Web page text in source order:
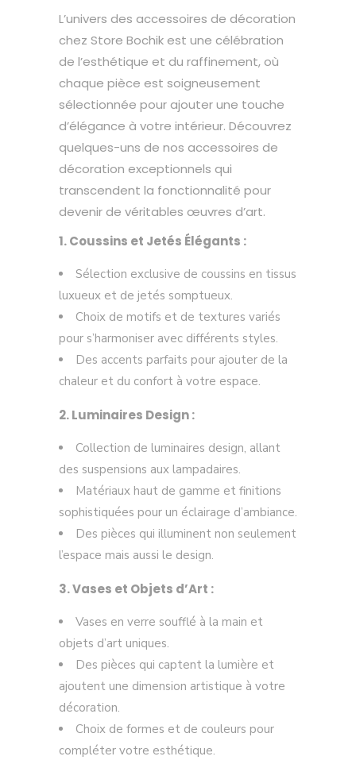
L’univers des accessoires de décoration
chez Store Bochik est une célébration
de l’esthétique et du raffinement, où
chaque pièce est soigneusement
sélectionnée pour ajouter une touche
d’élégance à votre intérieur. Découvrez
quelques-uns de nos accessoires de
décoration exceptionnels qui
transcendent la fonctionnalité pour
devenir de véritables œuvres d’art.
1. Coussins et Jetés Élégants :
Sélection exclusive de coussins en tissus
luxueux et de jetés somptueux.
Choix de motifs et de textures variés
pour s’harmoniser avec différents styles.
Des accents parfaits pour ajouter de la
chaleur et du confort à votre espace.
2. Luminaires Design :
Collection de luminaires design, allant
des suspensions aux lampadaires.
Matériaux haut de gamme et finitions
sophistiquées pour un éclairage d’ambiance.
Des pièces qui illuminent non seulement
l’espace mais aussi le design.
3. Vases et Objets d’Art :
Vases en verre soufflé à la main et
objets d’art uniques.
Des pièces qui captent la lumière et
ajoutent une dimension artistique à votre
décoration.
Choix de formes et de couleurs pour
compléter votre esthétique.